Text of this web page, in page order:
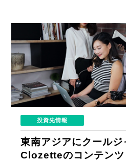
投資先情報
東南アジアにクー
Clozetteのコンテン